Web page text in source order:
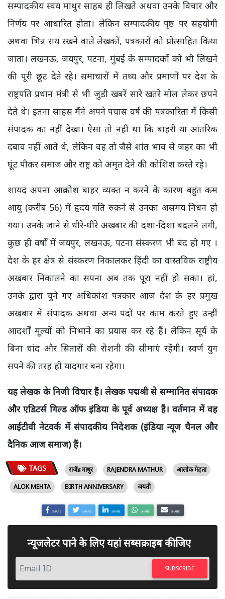
सम्पादकीय स्वयं माथुर साहब ही लिखते अथवा उनके विचार और
निर्णय पर आधारित होता। लेकिन सम्पादकीय पृष्ठ पर सहयोगी
अथवा भिन्न राय रखने वाले लेखकों, पत्रकारों को प्रोत्साहित किया
जाता। लखनऊ, जयपुर, पटना, मुंबई के सम्पादकों को भी लिखने
की पूरी छूट देते रहे। समाचारों में तथ्य और प्रमाणों पर देश के
राष्ट्रपति प्रधान मंत्री से भी जुडी खबरें सारे खतरे मोल लेकर छपने
देते थे। इतना साहस मैंने अपने पचास वर्ष की पत्रकारिता में किसी
संपादक का नहीं देखा। ऐसा तो नहीं था कि बाहरी या आंतरिक
दबाव नहीं आते थे, लेकिन वह तो जैसे शांत भाव से जहर का भी
घूंट पीकर समाज और राष्ट्र को अमृत देने की कोशिश करते रहे।
शायद अपना आक्रोश बाहर व्यक्त न करने के कारण बहुत कम
आयु (करीब 56) में हृदय गति रुकने से उनका असमय निधन हो
गया। उनके जाने से धीरे-धीरे अखबार की दशा-दिशा बदलने लगी,
कुछ ही वर्षों में जयपुर, लखनऊ, पटना संस्करण भी बंद हो गए ।
देश के हर क्षेत्र से संस्करण निकालकर हिंदी का वास्तविक राष्ट्रीय
अखबार निकालने का सपना अब तक पूरा नहीं हो सका। हां,
उनके द्वारा चुने गए अधिकांश पत्रकार आज देश के हर प्रमुख
अखबार में संपादक अथवा अन्य पदों पर काम करते हुए उन्हीं
आदर्शों मूल्यों को निभाने का प्रयास कर रहे हैं। लेकिन सूर्य के
बिना चांद और सितारों की रोशनी की सीमाएं रहेंगी। स्वर्ण युग
सपने की तरह ही यादगार बना रहेगा।
यह लेखक के निजी विचार हैं। लेखक पद्मश्री से सम्मानित संपादक
और एडिटर्स गिल्ड ऑफ इंडिया के पूर्व अध्यक्ष हैं। वर्तमान में वह
आईटीवी नेटवर्क में संपादकीय निदेशक (इंडिया न्यूज चैनल और
दैनिक आज समाज) हैं।
TAGS राजेंद्र माथुर RAJENDRA MATHUR
आलोक मेहता
ALOK MEHTA
BIRTH ANNIVERSARY जयंती
SHARE SHARE SHARE SHARE SHARE
न्यूजलेटर पाने के लिए यहां सब्सक्राइब कीजिए
SUBSCRIBE